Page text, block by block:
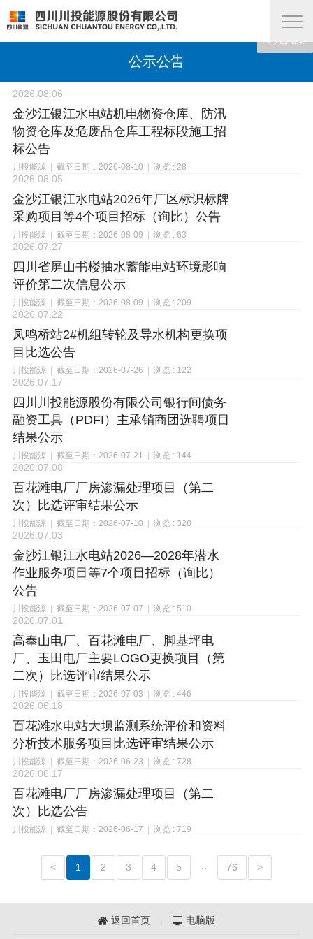
公示公告
2026.08.06
金沙江银江水电站机电物资仓库、防汛
物资仓库及危废品仓库工程标段施工招
标公告
川投能源 截至日期：2026-08-10 浏览 : 28
查看
2026.08.05
金沙江银江水电站2026年厂区标识标牌
采购项目等4个项目招标（询比）公告
川投能源 截至日期：2026-08-09 浏览 : 63
查看
2026.07.27
四川省屏山书楼抽水蓄能电站环境影响
评价第二次信息公示
川投能源 截至日期：2026-08-09 浏览 : 209
查看
2026.07.22
凤鸣桥站2#机组转轮及导水机构更换项
目比选公告
川投能源 截至日期：2026-07-26 浏览 : 122
已结束
2026.07.17
四川川投能源股份有限公司银行间债务
融资工具（PDFI）主承销商团选聘项目
结果公示
川投能源 截至日期：2026-07-21 浏览 : 144
已结束
2026.07.08
百花滩电厂厂房渗漏处理项目（第二
次）比选评审结果公示
川投能源 截至日期：2026-07-10 浏览 : 328
已结束
2026.07.03
金沙江银江水电站2026—2028年潜水
作业服务项目等7个项目招标（询比）
公告
川投能源 截至日期：2026-07-07 浏览 : 510
已结束
2026.07.01
高奉山电厂、百花滩电厂、脚基坪电
厂、玉田电厂主要LOGO更换项目（第
二次）比选评审结果公示
川投能源 截至日期：2026-07-03 浏览 : 446
已结束
2026.06.18
百花滩水电站大坝监测系统评价和资料
分析技术服务项目比选评审结果公示
川投能源 截至日期：2026-06-23 浏览 : 728
已结束
2026.06.17
百花滩电厂厂房渗漏处理项目（第二
次）比选公告
川投能源 截至日期：2026-06-17 浏览 : 719
已结束
< 1 2 3 4 5 76 >
 返回首页  电脑版